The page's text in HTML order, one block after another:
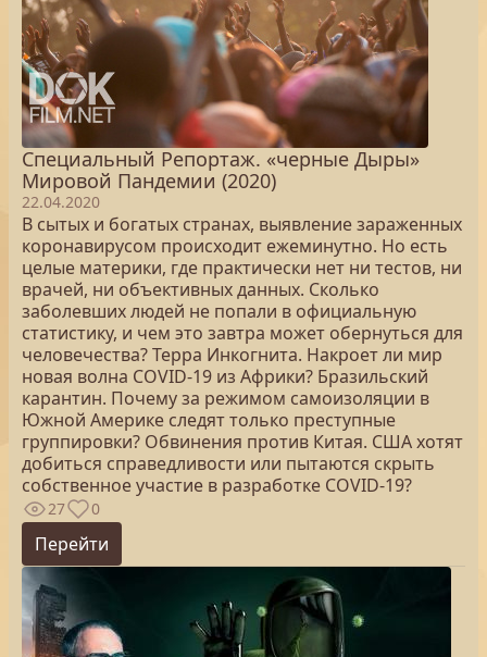
Специальный Репортаж. «черные Дыры»
Мировой Пандемии (2020)
22.04.2020
В сытых и богатых странах, выявление зараженных
коронавирусом происходит ежеминутно. Но есть
целые материки, где практически нет ни тестов, ни
врачей, ни объективных данных. Сколько
заболевших людей не попали в официальную
статистику, и чем это завтра может обернуться для
человечества? Терра Инкогнита. Накроет ли мир
новая волна COVID-19 из Африки? Бразильский
карантин. Почему за режимом самоизоляции в
Южной Америке следят только преступные
группировки? Обвинения против Китая. США хотят
добиться справедливости или пытаются скрыть
собственное участие в разработке COVID-19?
27 0
Перейти